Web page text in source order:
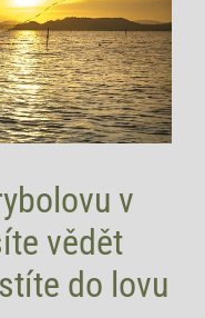
v
vědět
do lovu